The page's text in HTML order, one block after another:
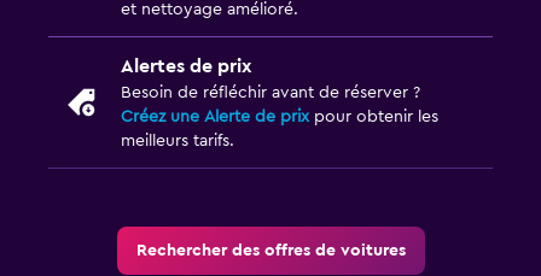
et nettoyage amélioré.
Alertes de prix
Besoin de réfléchir avant de réserver ?
Créez une Alerte de prixpour obtenir les
meilleurs tarifs.
Rechercher des offres de voitures